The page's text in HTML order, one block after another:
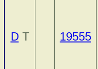
DT 19555